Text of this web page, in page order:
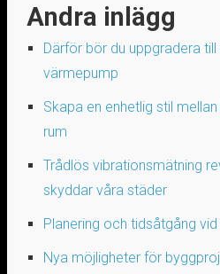
Andra inlägg
Därför bör du uppgradera
värmepump
Skapa en enhetlig stil
rum
Trådlös vibrationsmätning
skyddar våra städer
Planering och tidsåtgång
Nya möjligheter för